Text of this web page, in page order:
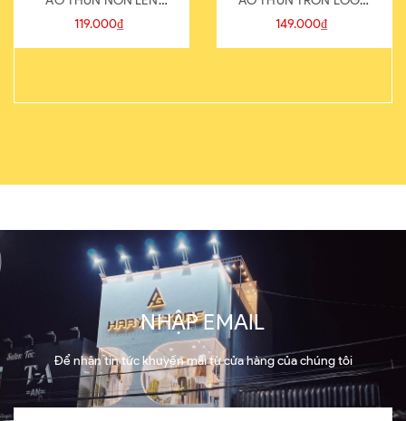
821-1
119.000₫
SAU
149.000₫
NHẬP EMAIL
Để nhận tin tức khuyến mãi từ cửa hàng của chúng tôi